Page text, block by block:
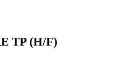
TP (H/F)